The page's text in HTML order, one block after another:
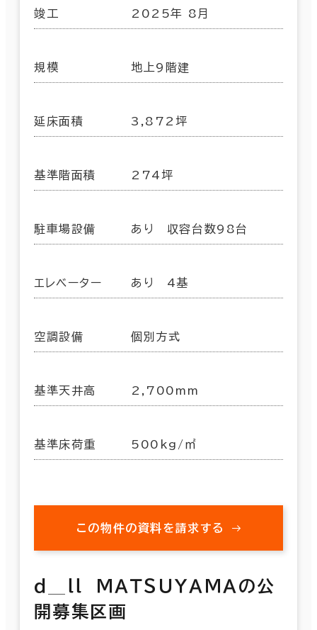
竣工 2025年 8月
規模 地上9階建
延床面積 3,872坪
基準階面積 274坪
駐車場設備 あり 収容台数98台
エレベーター あり 4基
空調設備 個別方式
基準天井高 2,700mm
基準床荷重 500kg/㎡
この物件の資料を請求する
ｄ＿ｌｌ ＭＡＴＳＵＹＡＭＡの公
開募集区画